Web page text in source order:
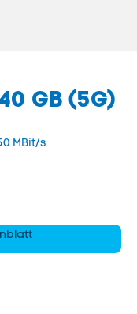
GB (5G)
MBit/s